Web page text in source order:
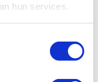
hun services.